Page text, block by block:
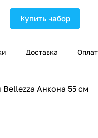
Купить набор
Доставка
Анкона 55 см